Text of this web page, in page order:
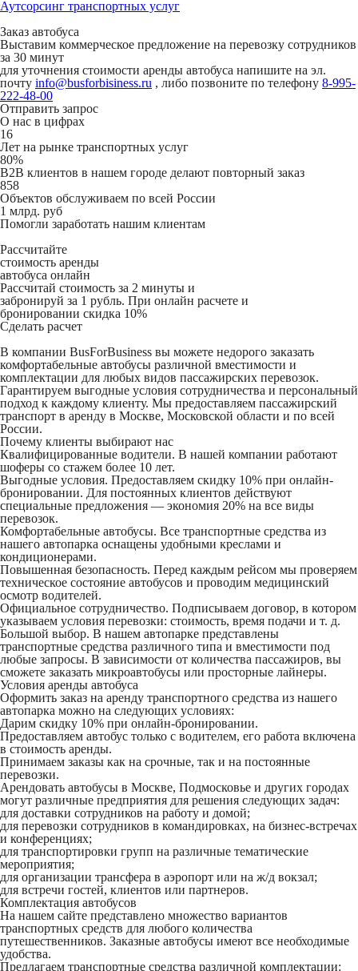
Аутсорсинг транспортных услуг
Заказ автобуса
Выставим коммерческое предложение на перевозку сотрудников
за 30 минут
для уточнения стоимости аренды автобуса напишите на эл.
почту info@busforbisiness.ru , либо позвоните по телефону 8-995-
222-48-00
Отправить запрос
О нас в цифрах
16
Лет на рынке транспортных услуг
80%
B2B клиентов в нашем городе делают повторный заказ
858
Объектов обслуживаем по всей России
1 млрд. руб
Помогли заработать нашим клиентам
Рассчитайте
стоимость аренды
автобуса онлайн
Рассчитай стоимость за 2 минуты и
забронируй за 1 рубль. При онлайн расчете и
бронировании скидка 10%
Сделать расчет
В компании BusForBusiness вы можете недорого заказать
комфортабельные автобусы различной вместимости и
комплектации для любых видов пассажирских перевозок.
Гарантируем выгодные условия сотрудничества и персональный
подход к каждому клиенту. Мы предоставляем пассажирский
транспорт в аренду в Москве, Московской области и по всей
России.
Почему клиенты выбирают нас
Квалифицированные водители. В нашей компании работают
шоферы со стажем более 10 лет.
Выгодные условия. Предоставляем скидку 10% при онлайн-
бронировании. Для постоянных клиентов действуют
специальные предложения — экономия 20% на все виды
перевозок.
Комфортабельные автобусы. Все транспортные средства из
нашего автопарка оснащены удобными креслами и
кондиционерами.
Повышенная безопасность. Перед каждым рейсом мы проверяем
техническое состояние автобусов и проводим медицинский
осмотр водителей.
Официальное сотрудничество. Подписываем договор, в котором
указываем условия перевозки: стоимость, время подачи и т. д.
Большой выбор. В нашем автопарке представлены
транспортные средства различного типа и вместимости под
любые запросы. В зависимости от количества пассажиров, вы
сможете заказать микроавтобусы или просторные лайнеры.
Условия аренды автобуса
Оформить заказ на аренду транспортного средства из нашего
автопарка можно на следующих условиях:
Дарим скидку 10% при онлайн-бронировании.
Предоставляем автобус только с водителем, его работа включена
в стоимость аренды.
Принимаем заказы как на срочные, так и на постоянные
перевозки.
Арендовать автобусы в Москве, Подмосковье и других городах
могут различные предприятия для решения следующих задач:
для доставки сотрудников на работу и домой;
для перевозки сотрудников в командировках, на бизнес-встречах
и конференциях;
для транспортировки групп на различные тематические
мероприятия;
для организации трансфера в аэропорт или на ж/д вокзал;
для встречи гостей, клиентов или партнеров.
Комплектация автобусов
На нашем сайте представлено множество вариантов
транспортных средств для любого количества
путешественников. Заказные автобусы имеют все необходимые
удобства.
Предлагаем транспортные средства различной комплектации: